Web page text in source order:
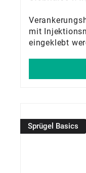
mit
eingeklebt
Sprügel Basics